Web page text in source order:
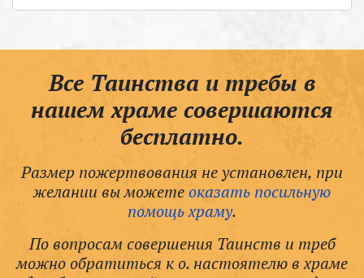
Все Таинства и требы в
нашем храме совершаются
бесплатно.
Размер пожертвования не установлен, при
желании вы можетеоказать посильную
помощь храму.
По вопросам совершения Таинств и треб
можно обратиться к о. настоятелю в храме